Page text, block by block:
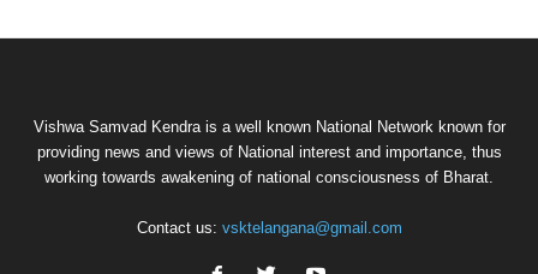
Vishwa Samvad Kendra is a well known National Network known for
providing news and views of National interest and importance, thus
working towards awakening of national consciousness of Bharat.
Contact us: vsktelangana@gmail.com